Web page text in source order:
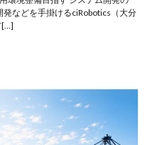
などを手掛けるciRobotics（大分
[…]